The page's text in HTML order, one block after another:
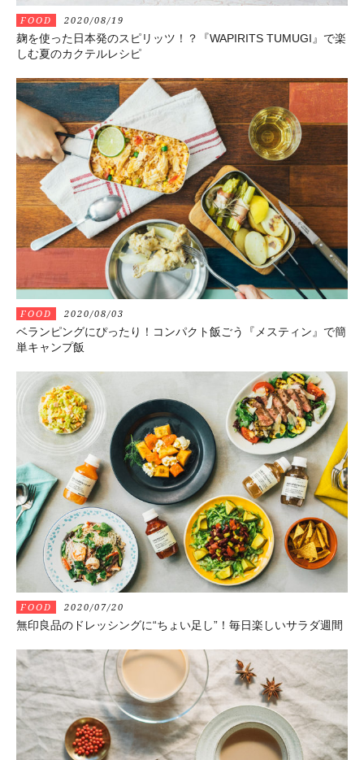
FOOD 2020/08/19
麹を使った日本発のスピリッツ！？『WAPIRITS TUMUGI』で楽
しむ夏のカクテルレシピ
FOOD 2020/08/03
ベランピングにぴったり！コンパクト飯ごう『メスティン』で簡
単キャンプ飯
FOOD 2020/07/20
無印良品のドレッシングに“ちょい足し”！毎日楽しいサラダ週間